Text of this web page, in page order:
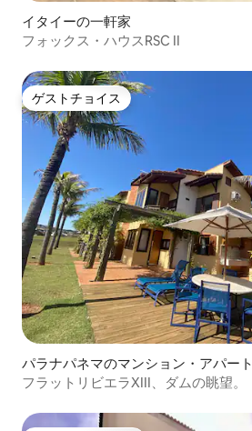
イタイーの一軒家
フォックス・ハウスRSC II
ゲストチョイス
ゲストチョイス
パラナパネマのマンション・アパート
フラットリビエラXIII、ダムの眺望。